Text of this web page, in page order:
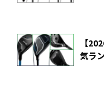
【
気ラ